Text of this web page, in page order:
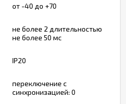
от -40 до +70
не более 2 длительностью
не более 50 мс
IP20
переключение с
синхронизацией: 0